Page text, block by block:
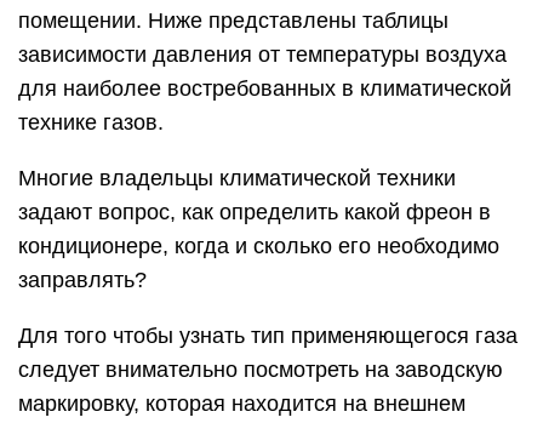
помещении. Ниже представлены таблицы
зависимости давления от температуры воздуха
для наиболее востребованных в климатической
технике газов.
Многие владельцы климатической техники
задают вопрос, как определить какой фреон в
кондиционере, когда и сколько его необходимо
заправлять?
Для того чтобы узнать тип применяющегося газа
следует внимательно посмотреть на заводскую
маркировку, которая находится на внешнем